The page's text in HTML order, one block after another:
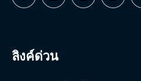
ลิงค์ด่วน